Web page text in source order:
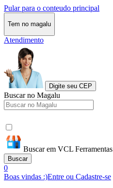
Pular para o conteudo principal
Tem no magalu
Atendimento
Digite seu CEP
Buscar no Magalu
Buscar em VCL Ferramentas
Buscar
0
Boas vindas :)Entre ou Cadastre-se